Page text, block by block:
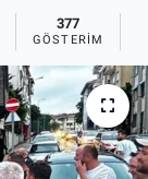
377
GÖSTERIM